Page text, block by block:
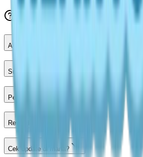
Apakah resmi?
Sudah global?
Perlu simpan pass?
Reward apa?
Cek update di mana?